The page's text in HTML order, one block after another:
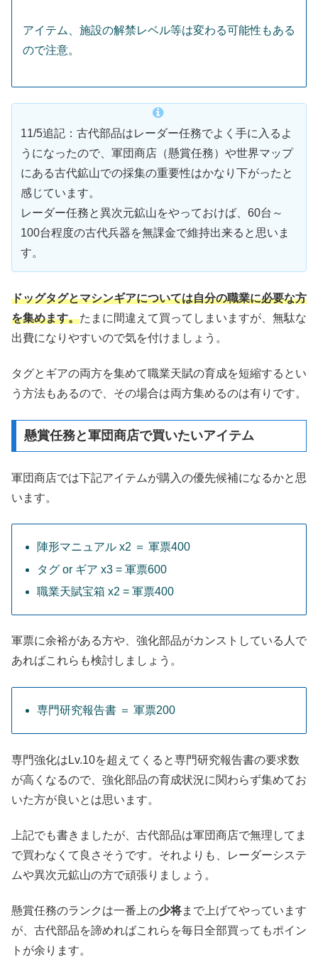
アイテム、施設の解禁レベル等は変わる可能性もある
ので注意。
11/5追記：古代部品はレーダー任務でよく手に入るよ
うになったので、軍団商店（懸賞任務）や世界マップ
にある古代鉱山での採集の重要性はかなり下がったと
感じています。
レーダー任務と異次元鉱山をやっておけば、60台～
100台程度の古代兵器を無課金で維持出来ると思いま
す。
ドッグタグとマシンギアについては自分の職業に必要な方
を集めます。たまに間違えて買ってしまいますが、無駄な
出費になりやすいので気を付けましょう。
タグとギアの両方を集めて職業天賦の育成を短縮するとい
う方法もあるので、その場合は両方集めるのは有りです。
懸賞任務と軍団商店で買いたいアイテム
軍団商店では下記アイテムが購入の優先候補になるかと思
います。
陣形マニュアル x2 ＝ 軍票400
タグ or ギア x3 = 軍票600
職業天賦宝箱 x2 = 軍票400
軍票に余裕がある方や、強化部品がカンストしている人で
あればこれらも検討しましょう。
専門研究報告書 ＝ 軍票200
専門強化はLv.10を超えてくると専門研究報告書の要求数
が高くなるので、強化部品の育成状況に関わらず集めてお
いた方が良いとは思います。
上記でも書きましたが、古代部品は軍団商店で無理してま
で買わなくて良さそうです。それよりも、レーダーシステ
ムや異次元鉱山の方で頑張りましょう。
懸賞任務のランクは一番上の少将まで上げてやっています
が、古代部品を諦めればこれらを毎日全部買ってもポイン
トが余ります。